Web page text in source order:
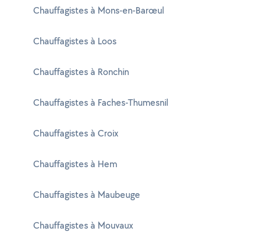
Chauffagistes à Mons-en-Barœul
Chauffagistes à Loos
Chauffagistes à Ronchin
Chauffagistes à Faches-Thumesnil
Chauffagistes à Croix
Chauffagistes à Hem
Chauffagistes à Maubeuge
Chauffagistes à Mouvaux